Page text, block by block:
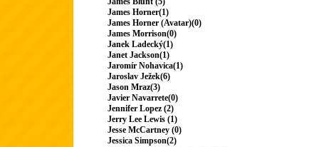
James Horner(1)
James Horner (Avatar)(0)
James Morrison(0)
Janek Ladecký(1)
Janet Jackson(1)
Jaromír Nohavica(1)
Jaroslav Ježek(6)
Jason Mraz(3)
Javier Navarrete(0)
Jennifer Lopez (2)
Jerry Lee Lewis (1)
Jesse McCartney (0)
Jessica Simpson(2)